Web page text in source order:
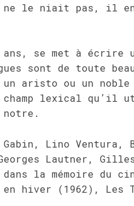
le niait pas, il en
ans, se met à
sont de toute
un aristo ou un
lexical qu’il
Lino Ventura,
Lautner,
la mémoire du
hiver (1962), Les